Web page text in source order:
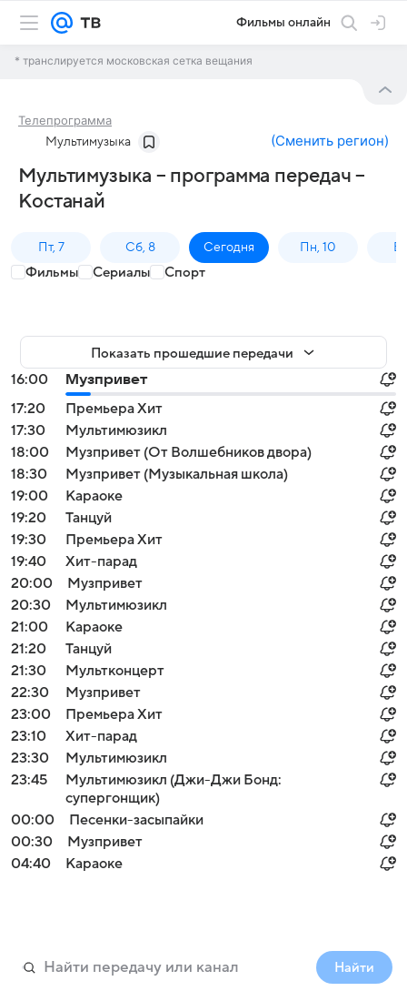
Фильмы онлайн
* транслируется московская сетка вещания
Телепрограмма
Мультимузыка (Сменить регион)
Мультимузыка – программа передач –
Костанай
Пт, 7 Сб, 8 Сегодня Пн, 10
Фильмы Сериалы Спорт
Показать прошедшие передачи
16:00
Музпривет
17:20
Премьера Хит
17:30
Мультимюзикл
18:00
Музпривет (От Волшебников двора)
18:30
Музпривет (Музыкальная школа)
19:00
Караоке
19:20
Танцуй
19:30
Премьера Хит
19:40
Хит-парад
20:00
Музпривет
20:30
Мультимюзикл
21:00
Караоке
21:20
Танцуй
21:30
Мультконцерт
22:30
Музпривет
23:00
Премьера Хит
23:10
Хит-парад
23:30
Мультимюзикл
23:45
Мультимюзикл (Джи-Джи Бонд:
супергонщик)
00:00
Песенки-засыпайки
00:30
Музпривет
04:40
Караоке
Найти